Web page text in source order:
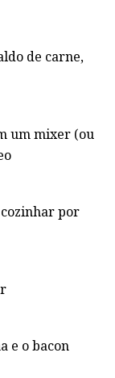
de carne,
um mixer (ou
por
e o bacon